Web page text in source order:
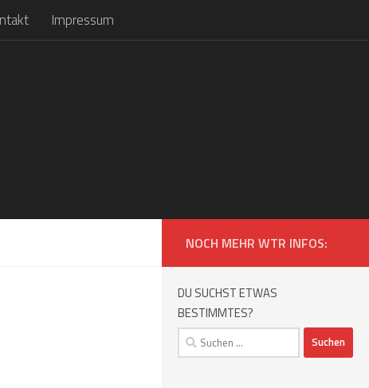
Impressum
NOCH MEHR WTR INFOS:
DU SUCHST ETWAS
BESTIMMTES?
Suchen
nach: